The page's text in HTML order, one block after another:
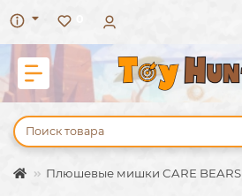
Плюшевые мишки CARE BEARS